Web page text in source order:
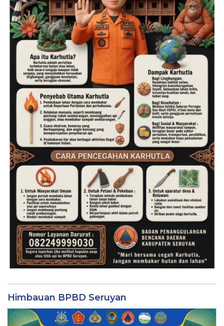
Himbauan BPBD Seruyan